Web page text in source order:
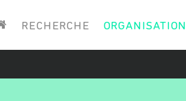
RECHERCHE ORGANISATION